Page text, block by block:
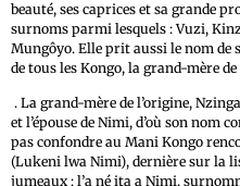
beauté, ses caprices et sa grande
surnoms parmi lesquels : Vuzi,
Mungôyo. Elle prit aussi le nom de
de tous les Kongo, la grand-mère
. La grand-mère de l’origine,
et l’épouse de Nimi, d’où son nom
pas confondre au Mani Kongo
(Lukeni lwa Nimi), dernière sur la
jumeaux : l’a né ita a Nimi,